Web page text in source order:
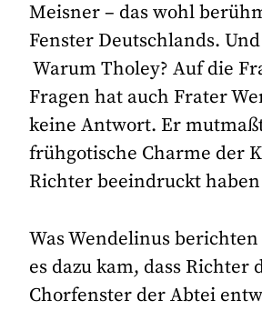
Meisner – das wohl
Fenster Deutschlands.
Warum Tholey? Auf die
Fragen hat auch Frater
keine Antwort. Er
frühgotische Charme der
Richter beeindruckt
Was Wendelinus
es dazu kam, dass Richter
Chorfenster der Abtei